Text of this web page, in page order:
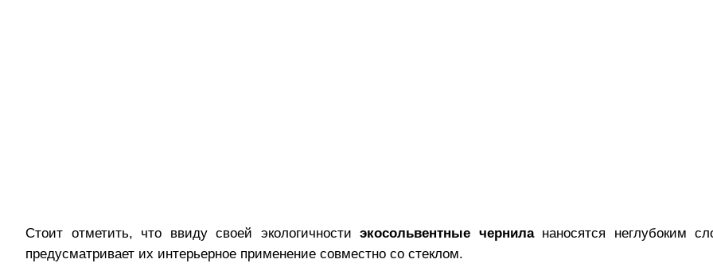
Стоит отметить, что ввиду своей экологичностиэкосольвентные чернилананосятся неглубоким
предусматривает их интерьерное применение совместно со стеклом.